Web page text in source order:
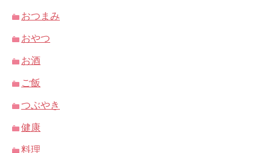
おつまみ
おやつ
お酒
ご飯
つぶやき
健康
料理